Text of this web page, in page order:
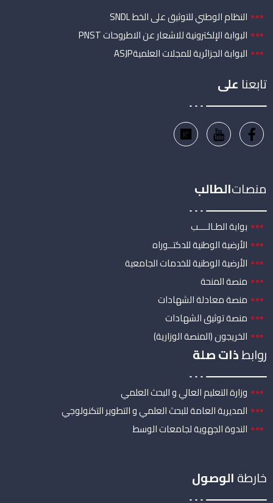
النظام الوطني للتوثيق على الخط SNDL
البوابة الإلكترونية للاشعار عن الاطروحات PNST
البوابة الجزائرية للمجلات العلميةASJP
تابعنا على
منصاتالطالب
بوابة الطـالــــب
الأرضية الوطنية للدكتــوراه
الأرضية الوطنية للخدمات الجامعية
منصة المنحة
منصة معادلة الشهادات
منصة توثيق الشهادات
الخريجون (المنصة الوزارية)
روابطذات صلة
وزارة التعليم العالي و البحث العلمي
المديرية العامة للبحث العلمي و التطوير التكنولوجي
الندوة الجهوية لجامعات الوسط
خارطةالوصول